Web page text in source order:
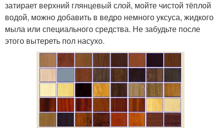
затирает верхний глянцевый слой, мойте чистой тёплой
водой, можно добавить в ведро немного уксуса, жидкого
мыла или специального средства. Не забудьте после
этого вытереть пол насухо.